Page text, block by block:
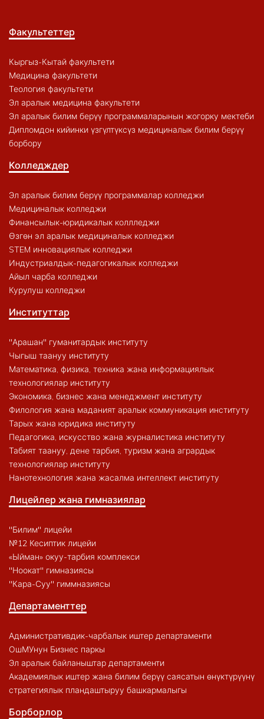
Факультеттер
Кыргыз-Кытай факультети
Медицина факультети
Теология факультети
Эл аралык медицина факультети
Эл аралык билим берүү программаларынын жогорку мектеби
Дипломдон кийинки үзгүлтүксүз медициналык билим берүү
борбору
Колледждер
Эл аралык билим берүү программалар колледжи
Медициналык колледжи
Финансылык-юридикалык коллледжи
Өзгөн эл аралык медициналык колледжи
STEM инновациялык колледжи
Индустриалдык-педагогикалык колледжи
Айыл чарба колледжи
Курулуш колледжи
Институттар
"Арашан" гуманитардык институту
Чыгыш таануу институту
Математика, физика, техника жана информациялык
технологиялар институту
Экономика, бизнес жана менеджмент институту
Филология жана маданият аралык коммуникация институту
Тарых жана юридика институту
Педагогика, искусство жана журналистика институту
Табият таануу, дене тарбия, туризм жана агрардык
технологиялар институту
Нанотехнология жана жасалма интеллект институту
Лицейлер жана гимназиялар
"Билим" лицейи
№12 Кесиптик лицейи
«Ыйман» окуу-тарбия комплекси
"Ноокат" гимназиясы
"Кара-Суу" гиммназиясы
Департаменттер
Административдик-чарбалык иштер департаменти
ОшМУнун Бизнес паркы
Эл аралык байланыштар департаменти
Академиялык иштер жана билим берүү саясатын өнүктүрүүнү
стратегиялык пландаштыруу башкармалыгы
Борборлор